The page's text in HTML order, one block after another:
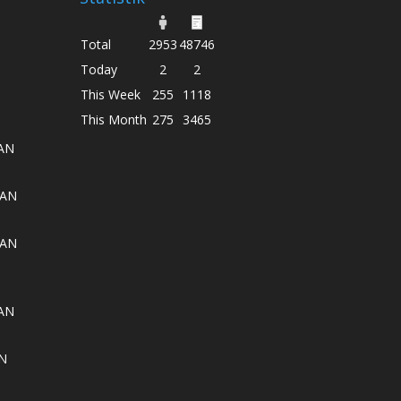
Total 2953 48746
Today
2
2
This Week
255
1118
This Month 275 3465